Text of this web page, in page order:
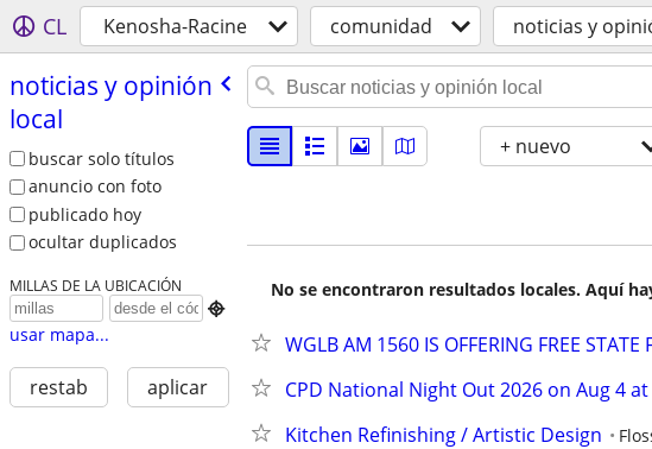
CL Kenosha-Racine comunidad noticias y
noticias y opinión
local
buscar solo títulos
anuncio con foto
publicado hoy
ocultar duplicados
MILLAS DE LA UBICACIÓN

usar mapa...
restab aplicar
+ nuevo
No se encontraron resultados locales. Aquí
WGLB AM 1560 IS OFFERING FREE STATE
CPD National Night Out 2026 on Aug 4
Kitchen Refinishing / Artistic Design